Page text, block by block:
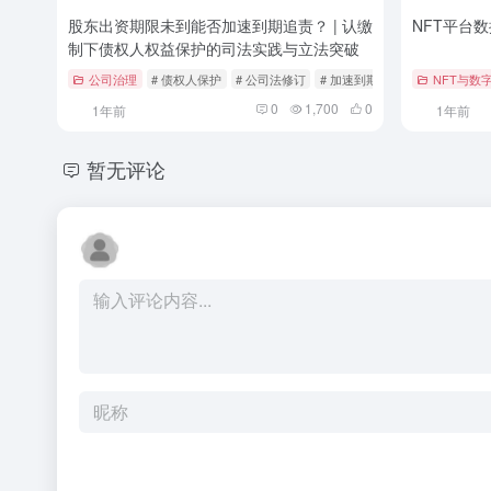
股东出资期限未到能否加速到期追责？ | 认缴
制下债权人权益保护的司法实践与立法突破
公司治理 # 债权人保护 # 公司法修订 # 加速到期制度
1年前 0 1,700 0
NFT平台
NFT与数
1年前
暂无评论